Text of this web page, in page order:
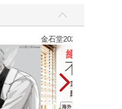
金石堂2026海